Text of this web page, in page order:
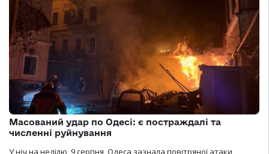
Масований удар по Одесі: є постраждалі та
численні руйнування
У ніч на неділю, 9 серпня, Одеса зазнала повітряної атаки